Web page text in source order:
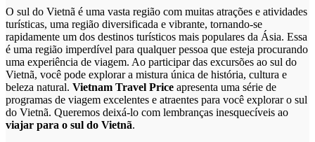
O sul do Vietnã é uma vasta região com muitas atrações e atividades
turísticas, uma região diversificada e vibrante, tornando-se
rapidamente um dos destinos turísticos mais populares da Ásia. Essa
é uma região imperdível para qualquer pessoa que esteja procurando
uma experiência de viagem. Ao participar das excursões ao sul do
Vietnã, você pode explorar a mistura única de história, cultura e
beleza natural. Vietnam Travel Price apresenta uma série de
programas de viagem excelentes e atraentes para você explorar o sul
do Vietnã. Queremos deixá-lo com lembranças inesquecíveis ao
viajar para o sul do Vietnã.